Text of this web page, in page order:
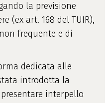
la previsione
(ex art. 168 del TUIR),
frequente e di
dedicata alle
introdotta la
interpello